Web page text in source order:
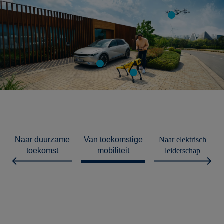
duurzame
toekomst
toekomstige
mobiliteit
elektrisch
leiderschap